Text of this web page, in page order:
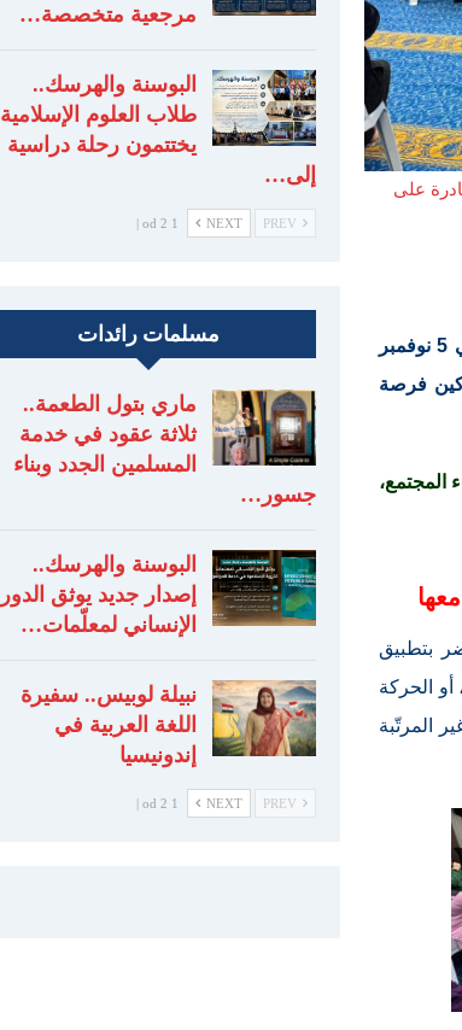
على
ورشة توعوية حول اضطراب طيف التوحّد، قدّمها أحد المختصين في 5 نوفمبر
فرصة
المجتمع،
بتطبيق
الحركة
المرتّبة
مرجعية متخصصة…
البوسنة والهرسك..
طلاب العلوم الإسلامية
يختتمون رحلة دراسية
إلى…
NEXT
1 od 2 |
مسلمات رائدات
ماري بتول الطعمة..
ثلاثة عقود في خدمة
المسلمين الجدد وبناء
جسور…
البوسنة والهرسك..
إصدار جديد يوثق الدور
الإنساني لمعلّمات…
نبيلة لوبيس.. سفيرة
اللغة العربية في
إندونيسيا
NEXT
1 od 2 |